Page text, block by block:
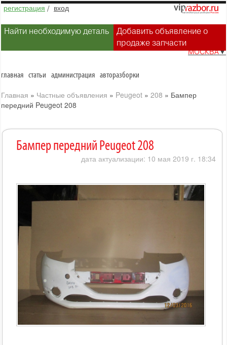
регистрация / вход
Найти необходимую деталь
Добавить объявление о
продаже запчасти
МОСКВА▼
главная статьи администрация авторазборки
Главная » Частные объявления » Peugeot » 208 » Бампер
передний Peugeot 208
Бампер передний Peugeot 208
дата актуализации: 10 мая 2019 г. 18:34